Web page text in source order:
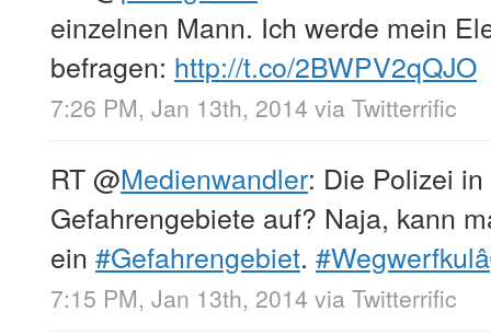
einzelnen Mann. Ich werde mein
befragen: http://t.co/2BWPV2qQJO
7:26 PM, Jan 13th, 2014 via Twitterrific
RT@Medienwandler: Die Polizei in
Gefahrengebiete auf? Naja, kann
ein #Gefahrengebiet. #Wegwerfkulâ
7:15 PM, Jan 13th, 2014 via Twitterrific